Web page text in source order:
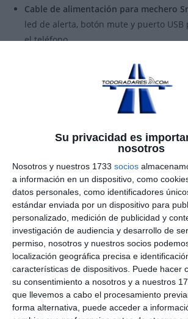
Su privacidad es
nosotros
Nosotros y nuestros 1733 socios
a información en un dispositivo, como
datos personales, como identificadores
estándar enviada por un dispositivo para
personalizado, medición de publicidad y
investigación de audiencia y desarrollo de
permiso, nosotros y nuestros socios
localización geográfica precisa e
características de dispositivos. Puede hacer
su consentimiento a nosotros y a nuestros
que llevemos a cabo el procesamiento
forma alternativa, puede acceder a
Cable de alimentación para mechero
led de alerta, botón mute y puerto USB
el teléfono.
mostrar colores distintos ante la
que permite
dispositivo desde el teléfono y
tiempo real usando la nube y los datos
actualmente en inglés, en mph y pies).
Inicialmente iba a haber una única versión
mundo (eliminando la versión
Escort ha anunciado que síhabrá versión
para Europaempezando los 2 primeros
de serie por 96. Sin embargo, la versión
en castellano y tiene la base de datos de
En nuestra opinión, es unadiferenciación
que nada a efectos de marketingsin a
rendimiento.